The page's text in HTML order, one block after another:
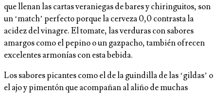
que llenan las cartas veraniegas de bares y chiringuitos, son
un ‘match’ perfecto porque la cerveza 0,0 contrasta la
acidez del vinagre. El tomate, las verduras con sabores
amargos como el pepino o un gazpacho, también ofrecen
excelentes armonías con esta bebida.
Los sabores picantes como el de la guindilla de las ‘gildas’ o
el ajo y pimentón que acompañan al aliño de muchas